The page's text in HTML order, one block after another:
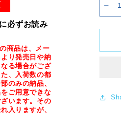
必ずお読み
商品は、メー
り発売日や納
る場合がござ
、入荷数の都
のみの納品、
ご用意できな
います。その
入りますが、
for